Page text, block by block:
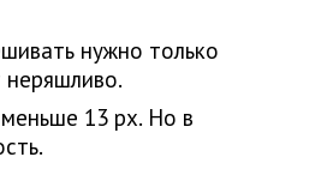
нужно только
13 px. Но в